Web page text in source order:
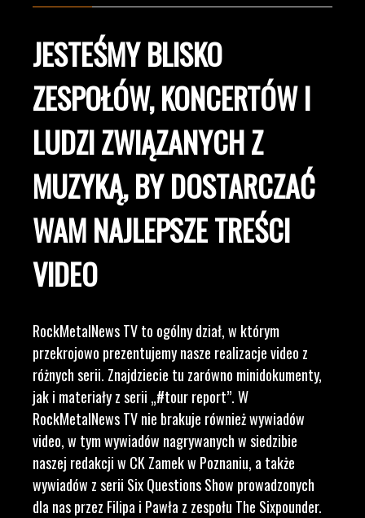
JESTEŚMY BLISKO
ZESPOŁÓW, KONCERTÓW I
LUDZI ZWIĄZANYCH Z
MUZYKĄ, BY DOSTARCZAĆ
WAM NAJLEPSZE TREŚCI
VIDEO
RockMetalNews TV to ogólny dział, w którym
przekrojowo prezentujemy nasze realizacje video z
różnych serii. Znajdziecie tu zarówno minidokumenty,
jak i materiały z serii „#tour report”. W
RockMetalNews TV nie brakuje również wywiadów
video, w tym wywiadów nagrywanych w siedzibie
naszej redakcji w CK Zamek w Poznaniu, a także
wywiadów z serii Six Questions Show prowadzonych
dla nas przez Filipa i Pawła z zespołu The Sixpounder.